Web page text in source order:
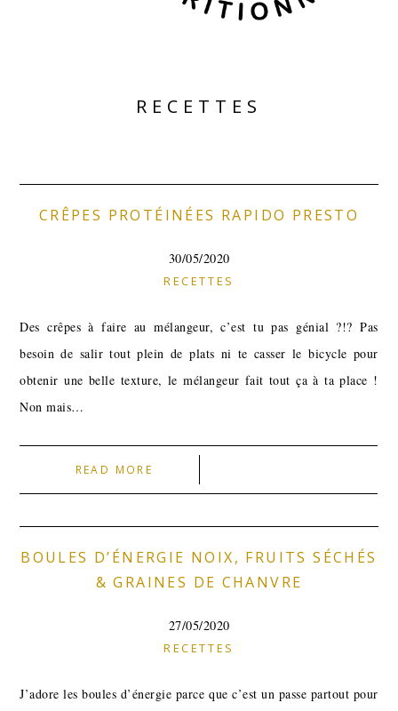
RECETTES
CRÊPES PROTÉINÉES RAPIDO PRESTO
30/05/2020
RECETTES
Des crêpes à faire au mélangeur, c’est tu pas génial ?!? Pas
besoin de salir tout plein de plats ni te casser le bicycle pour
obtenir une belle texture, le mélangeur fait tout ça à ta place !
Non mais…
READ MORE
BOULES D’ÉNERGIE NOIX, FRUITS SÉCHÉS
& GRAINES DE CHANVRE
27/05/2020
RECETTES
J’adore les boules d’énergie parce que c’est un passe partout pour